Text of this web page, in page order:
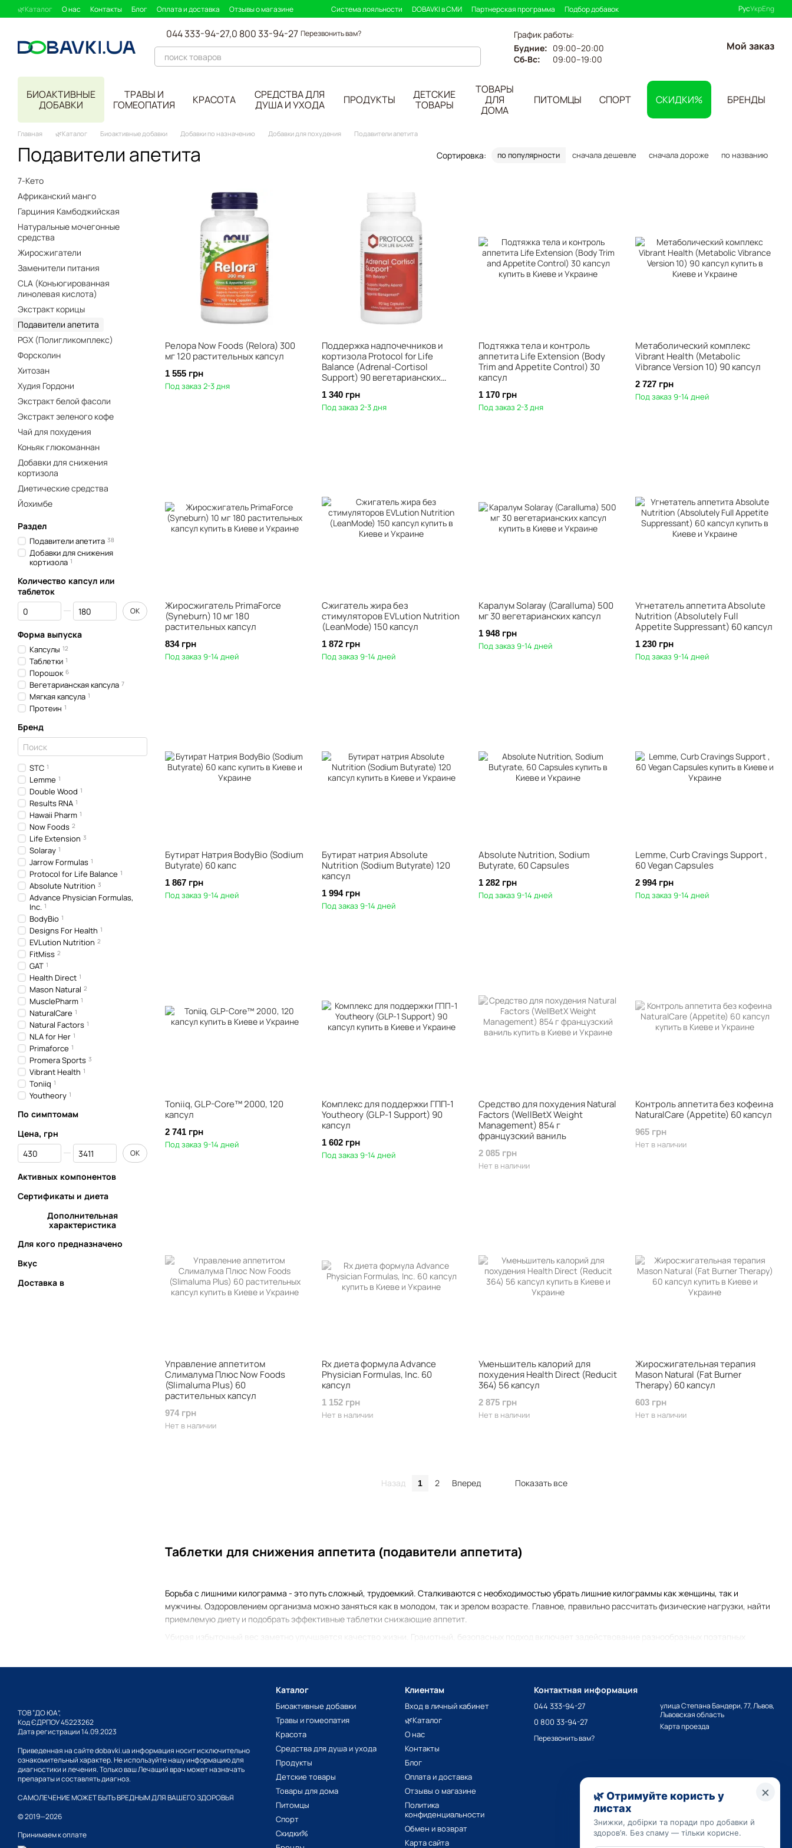
Перейти к основному контенту
🌿Каталог О нас Контакты Блог Оплата и доставка Отзывы о магазине Система лояльности DOBAVKI в СМИ Партнерская программа Подбор добавок РусУкрEng
044 333-94-27,0 800 33-94-27 Перезвонить вам? График работы:
Будние: 09:00–20:00
Сб-Вс: 09:00–19:00
Мой заказ
БИОАКТИВНЫЕ
ДОБАВКИ
ТРАВЫ И
ГОМЕОПАТИЯ
КРАСОТА
СРЕДСТВА ДЛЯ
ДУША И УХОДА
ПРОДУКТЫ
ДЕТСКИЕ
ТОВАРЫ
ТОВАРЫ
ДЛЯ
ДОМА
ПИТОМЦЫ СПОРТ СКИДКИ% БРЕНДЫ
Главная 🌿Каталог Биоактивные добавки Добавки по назначению Добавки для похудения Подавители апетита
Подавители апетита Сортировка: по популярности сначала дешевле сначала дороже по названию
Таблетки для снижения аппетита (подавители аппетита)
Борьба с лишними килограмма - это путь сложный, трудоемкий. Сталкиваются с необходимостью убрать лишние килограммы как женщины, так и
мужчины. Оздоровлением организма можно заняться как в молодом, так и зрелом возрасте. Главное, правильно рассчитать физические нагрузки, найти
приемлемую диету и подобрать эффективные таблетки снижающие аппетит.
Убирая избыточный вес заметно улучшается качество жизни. Грамотный, безопасных подход включает задействование разнообразных поэтапных
снижает потребность в постоянном приеме пищи, удовлетворении чувства голода;
уменьшается естественное всасывание полезных веществ (соответственно калорий попадает также меньшее количество);
происходит регуляция метаболических процессов;
жиры сжигаются быстрее, происходит вывод шлаков.
Кому подойдут БАДы для снижения аппетита?
При выборе препарата нужно руководствоваться индивидуальными особенностями организма, учитывать наличие определенных заболеваний,
аллергических реакций. По этой причине, необходимо проконсультироваться с врачом для устранения риском и подбора максимально эффективного
Таблетки для уменьшения аппетита, борьбы с ожирением и лишним весом НЕ рекомендуется принимать без профессиональной рекомендации.
Релора Now Foods (Relora) 300
мг 120 растительных капсул
1 555 грн
Под заказ 2-3 дня
Поддержка надпочечников и
кортизола Protocol for Life
Balance (Adrenal-Cortisol
Support) 90 вегетарианских
1 340 грн
Под заказ 2-3 дня
Подтяжка тела и контроль
аппетита Life Extension (Body
Trim and Appetite Control) 30
капсул
1 170 грн
Под заказ 2-3 дня
Метаболический комплекс
Vibrant Health (Metabolic
Vibrance Version 10) 90 капсул
2 727 грн
Под заказ 9-14 дней
Жиросжигатель PrimaForce
(Syneburn) 10 мг 180
растительных капсул
834 грн
Под заказ 9-14 дней
Сжигатель жира без
стимуляторов EVLution Nutrition
(LeanMode) 150 капсул
1 872 грн
Под заказ 9-14 дней
Каралум Solaray (Caralluma) 500
мг 30 вегетарианских капсул
1 948 грн
Под заказ 9-14 дней
Угнетатель аппетита Absolute
Nutrition (Absolutely Full
Appetite Suppressant) 60 капсул
1 230 грн
Под заказ 9-14 дней
Бутират Натрия BodyBio (Sodium
Butyrate) 60 капс
1 867 грн
Под заказ 9-14 дней
Бутират натрия Absolute
Nutrition (Sodium Butyrate) 120
капсул
1 994 грн
Под заказ 9-14 дней
Absolute Nutrition, Sodium
Butyrate, 60 Capsules
1 282 грн
Под заказ 9-14 дней
Lemme, Curb Cravings Support ,
60 Vegan Capsules
2 994 грн
Под заказ 9-14 дней
Toniiq, GLP-Core™ 2000, 120
капсул
2 741 грн
Под заказ 9-14 дней
Комплекс для поддержки ГПП-1
Youtheory (GLP-1 Support) 90
капсул
1 602 грн
Под заказ 9-14 дней
Средство для похудения Natural
Factors (WellBetX Weight
Management) 854 г
французский ваниль
2 085 грн
Нет в наличии
Контроль аппетита без кофеина
NaturalCare (Appetite) 60 капсул
965 грн
Нет в наличии
Управление аппетитом
Слималума Плюс Now Foods
(Slimaluma Plus) 60
растительных капсул
974 грн
Нет в наличии
Rx диета формула Advance
Physician Formulas, Inc. 60
капсул
1 152 грн
Нет в наличии
Уменьшитель калорий для
похудения Health Direct (Reducit
364) 56 капсул
2 875 грн
Нет в наличии
Жиросжигательная терапия
Mason Natural (Fat Burner
Therapy) 60 капсул
603 грн
Нет в наличии
Назад 1 2 Вперед Показать все
7-Кето
Африканский манго
Гарциния Камбоджийская
Натуральные мочегонные
средства
Жиросжигатели
Заменители питания
CLA (Конъюгированная
линолевая кислота)
Экстракт корицы
Подавители апетита
PGX (Полигликомплекс)
Форсколин
Хитозан
Худия Гордони
Экстракт белой фасоли
Экстракт зеленого кофе
Чай для похудения
Коньяк глюкоманнан
Добавки для снижения
кортизола
Диетические средства
Йохимбе
Раздел
Подавители апетита 38
Добавки для снижения
кортизола 1
Количество капсул или
таблеток
От Количество капсул или таблеток
До Количество капсул или таблеток
OK
Форма выпуска
Капсулы 12
Таблетки 1
Порошок 6
Вегетарианская капсула 7
Мягкая капсула 1
Протеин 1
Бренд
STC 1
Lemme 1
Double Wood 1
Results RNA 1
Hawaii Pharm 1
Now Foods 2
Life Extension 3
Solaray 1
Jarrow Formulas 1
Protocol for Life Balance 1
Absolute Nutrition 3
Advance Physician Formulas,
Inc. 1
BodyBio 1
Designs For Health 1
EVLution Nutrition 2
FitMiss 2
GAT 1
Health Direct 1
Mason Natural 2
MusclePharm 1
NaturalCare 1
Natural Factors 1
NLA for Her 1
Primaforce 1
Promera Sports 3
Vibrant Health 1
Toniiq 1
Youtheory 1
По симптомам
Цена, грн
От Цена, грн
До Цена, грн OK
Активных компонентов
Сертификаты и диета
Дополнительная
характеристика
Для кого предназначено
Вкус
Доставка в
ТОВ “ДО ЮА”,
Код ЄДРПОУ 45223262
Дата регистрации 14.09.2023
Приведенная на сайте dobavki.ua информация носит исключительно
ознакомительный характер. Не используйте нашу информацию для
диагностики и лечения. Только ваш Лечащий врач может назначать
препараты и составлять диагноз.
САМОЛЕЧЕНИЕ МОЖЕТ БЫТЬ ВРЕДНЫМ ДЛЯ ВАШЕГО ЗДОРОВЬЯ
© 2019—2026
Принимаем к оплате
Каталог
Биоактивные добавки
Травы и гомеопатия
Красота
Средства для душа и ухода
Продукты
Детские товары
Товары для дома
Питомцы
Спорт
Скидки%
Клиентам
Вход в личный кабинет
🌿Каталог
О нас
Контакты
Блог
Оплата и доставка
Отзывы о магазине
Политика
конфиденциальности
Обмен и возврат
Карта сайта
Контактная информация
044 333-94-27
0 800 33-94-27
Перезвонить вам?
улица Степана Бандери, 77, Львов,
Львовская область
Карта проезда